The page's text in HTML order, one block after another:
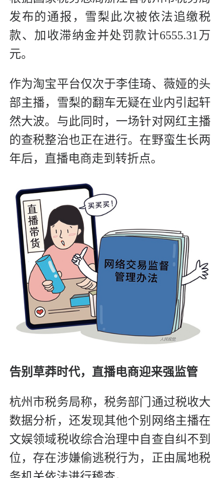
发布的通报，雪梨此次被依法追缴税
款、加收滞纳金并处罚款计6555.31万
元。
作为淘宝平台仅次于李佳琦、薇娅的头
部主播，雪梨的翻车无疑在业内引起轩
然大波。与此同时，一场针对网红主播
的查税整治也正在进行。在野蛮生长两
年后，直播电商走到转折点。
告别草莽时代，直播电商迎来强监管
杭州市税务局称，税务部门通过税收大
数据分析，还发现其他个别网络主播在
文娱领域税收综合治理中自查自纠不到
位，存在涉嫌偷逃税行为，正由属地税